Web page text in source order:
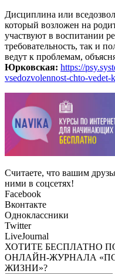
Дисциплина или
который возложен на
участвуют в воспитании
требовательность, так и
ведут к проблемам,
Юрковская: https://
vsedozvolennost-chto-vedet-
Считаете, что вашим
ними в соцсетях!
Facebook
Вконтакте
Одноклассники
Twitter
LiveJournal
ХОТИТЕ БЕСПЛАТНО
ОНЛАЙН-ЖУРНАЛА
ЖИЗНИ»?